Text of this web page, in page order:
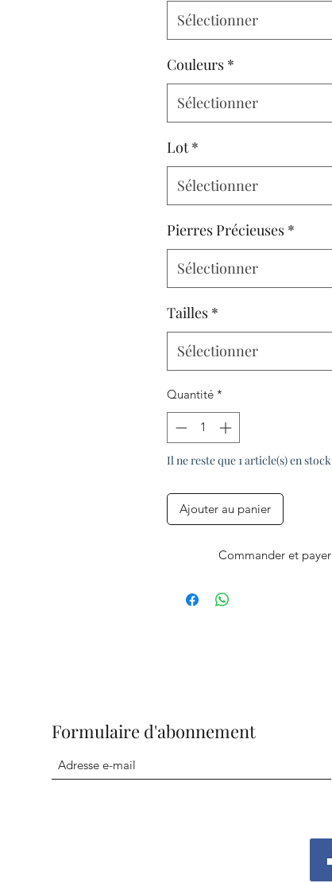
Sélectionner
Couleurs *
Sélectionner
Lot *
Sélectionner
Pierres Précieuses *
Sélectionner
Tailles *
Sélectionner
Quantité *
Il ne reste que 1 article(s) en stock
Ajouter au panier
Commander et payer
Formulaire d'abonnement